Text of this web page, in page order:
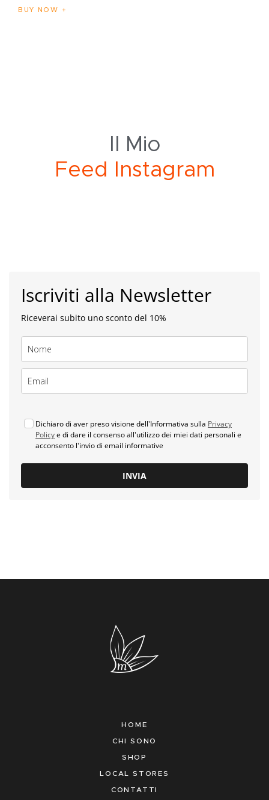
BUY NOW
Il Mio
Feed Instagram
Iscriviti alla Newsletter
Riceverai subito uno sconto del 10%
Dichiaro di aver preso visione dell'Informativa sulla Privacy
Policye di dare il consenso all'utilizzo dei miei dati personali e
acconsento l'invio di email informative
INVIA
HOME
CHI SONO
SHOP
LOCAL STORES
CONTATTI